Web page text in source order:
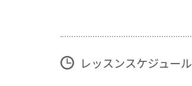
レッスンスケジュール